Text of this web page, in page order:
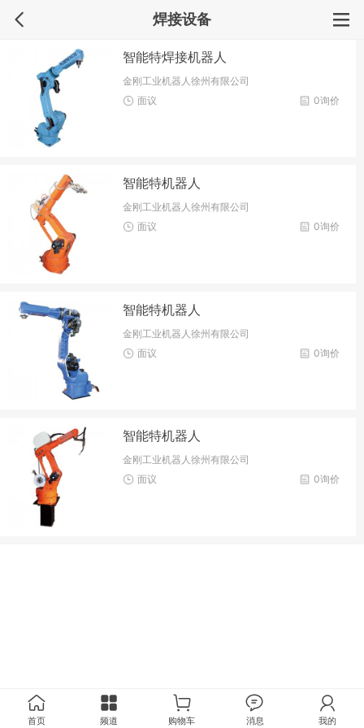
焊接设备
智能特焊接机器人
金刚工业机器人徐州有限公司
0询价
面议
智能特机器人
金刚工业机器人徐州有限公司
0询价
面议
智能特机器人
金刚工业机器人徐州有限公司
0询价
面议
智能特机器人
金刚工业机器人徐州有限公司
0询价
面议
首页 频道 购物车 消息 我的